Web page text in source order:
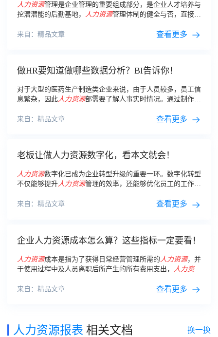
人力资源管理是企业管理的重要组成部分，是企业人才培养与
挖潜潜能的后勤基地，
人力资源管理体制的健全与否，直接影
设， 人力资源管理信息化是关键。
来自：精品文章 查看更多
做HR要知道做哪些数据分析？BI告诉你！
对于大型的医药生产制造类企业来说，由于人员较多，员工信
息繁杂，因此 人力资源部需要了解人事实时情况。通过制作
来自：精品文章
查看更多
老板让做人力资源数字化，看本文就会！
人力资源数字化已成为企业转型升级的重要一环。数字化转型
不仅能够提升人力资源管理的效率，还能够优化员工的工作体
为人力资源管理带来了很多积极的变化。
来自：精品文章 查看更多
企业人力资源成本怎么算？这些指标一定要看！
人力资源成本是指为了获得日常经营管理所需的 人力资源，并
于使用过程中及人员离职后所产生的所有费用支出，
人力资源
福利等各项费用。
来自：精品文章 查看更多
人力资源报表 相关文档 换一换